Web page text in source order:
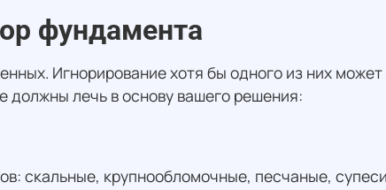
фундамента
Игнорирование хотя бы одного из них может
должны лечь в основу вашего решения:
скальные, крупнообломочные, песчаные,